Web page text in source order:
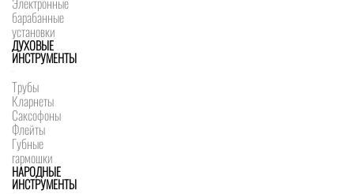
барабанные
установки
ДУХОВЫЕ
ИНСТРУМЕНТЫ
Трубы
Кларнеты
Саксофоны
Флейты
Губные
гармошки
НАРОДНЫЕ
ИНСТРУМЕНТЫ